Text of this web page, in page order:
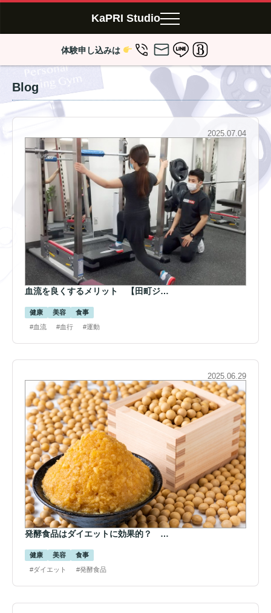
KaPRI Studio
体験申し込みは
Blog
2025.07.04
血流を良くするメリット 【田町ジ…
健康 美容
食事
#血流
#血行 #運動
2025.06.29
発酵食品はダイエットに効果的？ …
健康 美容
食事
#ダイエット
#発酵食品